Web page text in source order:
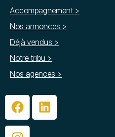
Accompagnement >
Nos annonces >
Déjà vendus >
Notre tribu >
Nos agences >